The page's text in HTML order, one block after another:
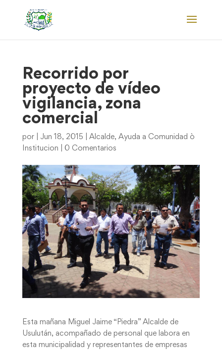
Recorrido por
proyecto de vídeo
vigilancia, zona
comercial
por Jun 18, 2015 Alcalde, Ayuda a Comunidad ò
Institucion
0 Comentarios
Esta mañana Miguel Jaime “Piedra” Alcalde de
Usulután, acompañado de personal que labora en
esta municipalidad y representantes de empresas